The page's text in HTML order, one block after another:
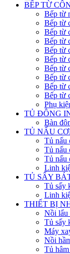
BẾP TỪ
Bếp từ
Bếp từ
Bếp từ
Bếp từ
Bếp từ
Bếp từ
Bếp từ
Bếp từ
Bếp từ
Bếp từ
Phụ
TỦ ĐÔNG
Bàn
TỦ NẤU
Tủ nấu
Tủ nấu
Tủ nấu
Linh
TỦ SẤY
Tủ sấy
Linh
THIẾT BỊ
Nồi lẩu
Tủ sấy
Máy
Nồi
Tủ